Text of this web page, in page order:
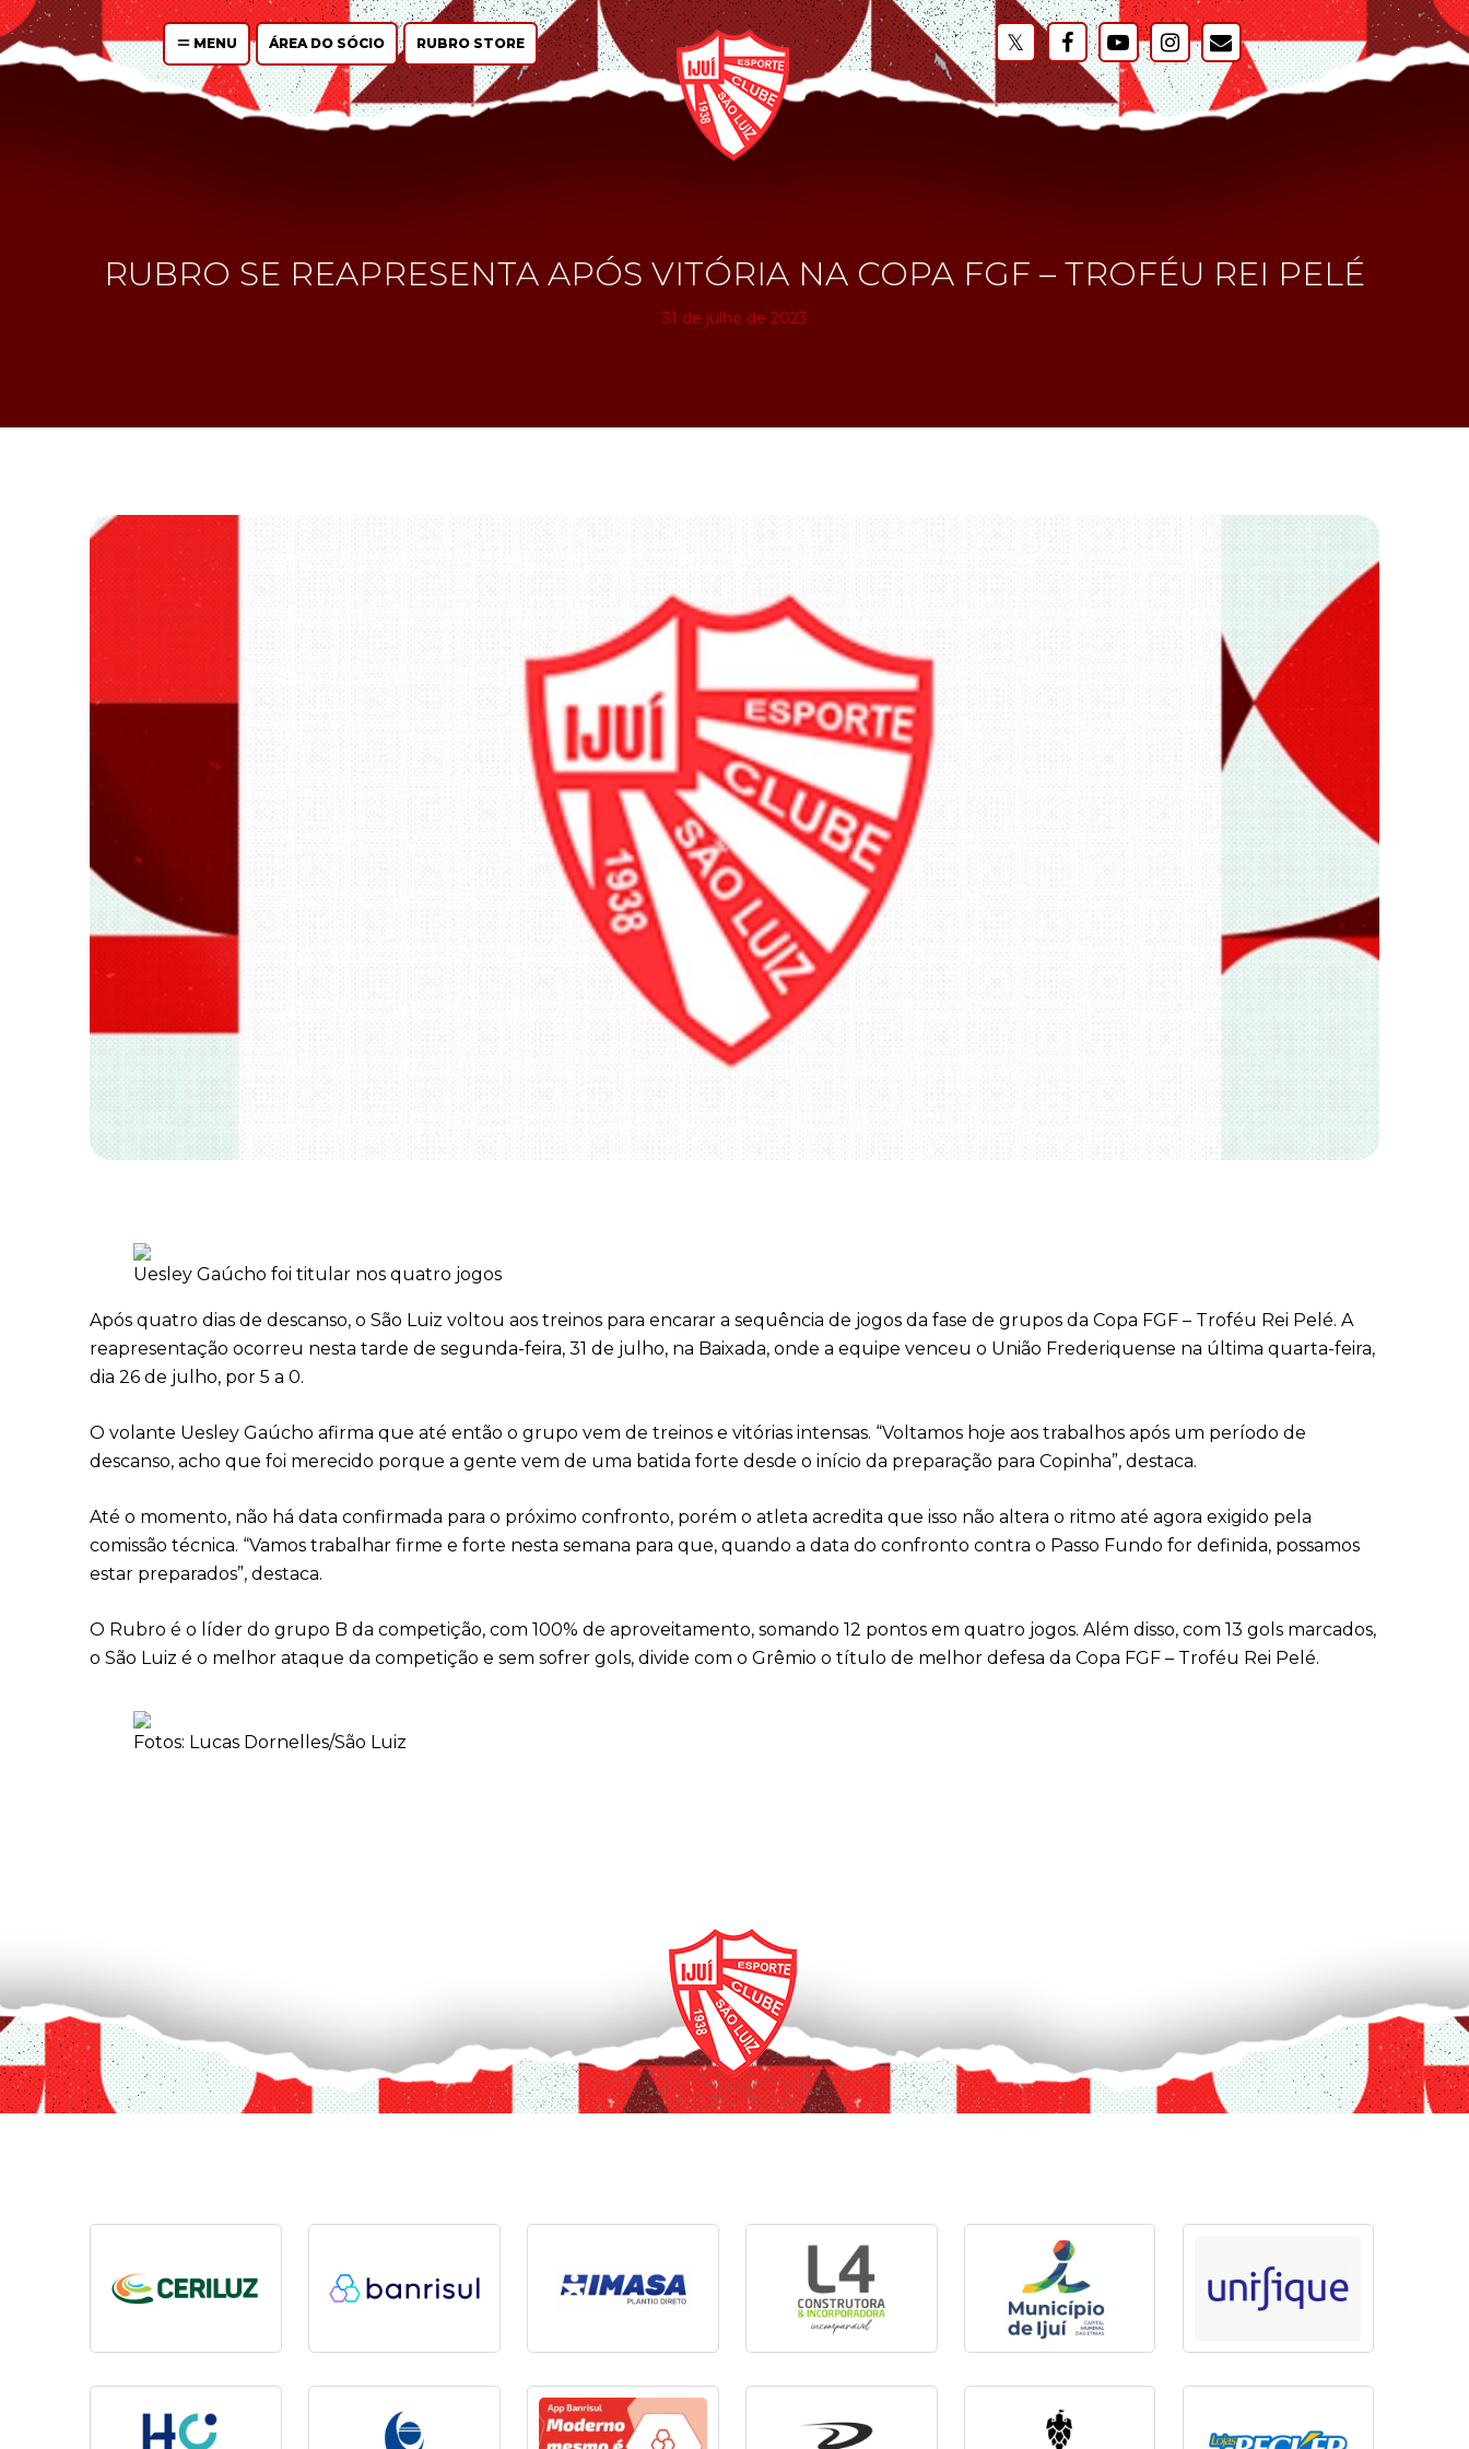
MENU ÁREA DO SÓCIO RUBRO STORE
RUBRO SE REAPRESENTA APÓS VITÓRIA NA COPA FGF – TROFÉU REI PELÉ
31 de julho de 2023
Uesley Gaúcho foi titular nos quatro jogos
Após quatro dias de descanso, o São Luiz voltou aos treinos para encarar a sequência de jogos da fase de grupos da Copa FGF – Troféu Rei Pelé. A
reapresentação ocorreu nesta tarde de segunda-feira, 31 de julho, na Baixada, onde a equipe venceu o União Frederiquense na última quarta-feira,
dia 26 de julho, por 5 a 0.
O volante Uesley Gaúcho afirma que até então o grupo vem de treinos e vitórias intensas. “Voltamos hoje aos trabalhos após um período de
descanso, acho que foi merecido porque a gente vem de uma batida forte desde o início da preparação para Copinha”, destaca.
Até o momento, não há data confirmada para o próximo confronto, porém o atleta acredita que isso não altera o ritmo até agora exigido pela
comissão técnica. “Vamos trabalhar firme e forte nesta semana para que, quando a data do confronto contra o Passo Fundo for definida, possamos
estar preparados”, destaca.
O Rubro é o líder do grupo B da competição, com 100% de aproveitamento, somando 12 pontos em quatro jogos. Além disso, com 13 gols marcados,
o São Luiz é o melhor ataque da competição e sem sofrer gols, divide com o Grêmio o título de melhor defesa da Copa FGF – Troféu Rei Pelé.
Fotos: Lucas Dornelles/São Luiz